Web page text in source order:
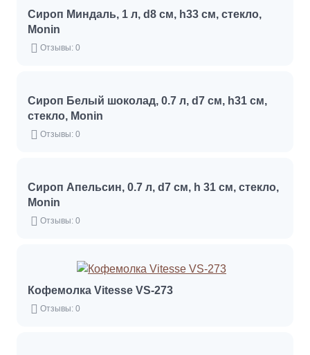
Сироп Миндаль, 1 л, d8 см, h33 см, стекло,
Monin
Отзывы: 0
Сироп Белый шоколад, 0.7 л, d7 см, h31 см,
стекло, Monin
Отзывы: 0
Сироп Апельсин, 0.7 л, d7 см, h 31 см, стекло,
Monin
Отзывы: 0
Кофемолка Vitesse VS-273
Отзывы: 0